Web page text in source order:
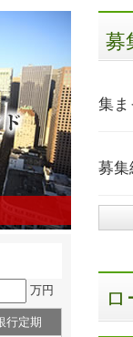
万円
行定期
募
集ま
募集